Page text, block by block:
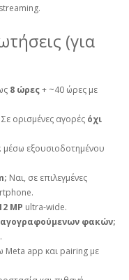
(για
8 ώρες+ ~40 ώρες με
Σε ορισμένες αγορές όχι
μέσω εξουσιοδοτημένου
Ναι, σε επιλεγμένες
MP ultra‑wide.
φακών;
Meta app και pairing με